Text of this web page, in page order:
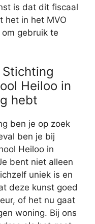
is dat dit fiscaal
het in het MVO
gebruik te
Heiloo in
hebt
ben je op zoek
ben je bij
Heiloo in
bent niet alleen
uniek is en
deze kunst goed
of het nu gaat
woning. Bij ons